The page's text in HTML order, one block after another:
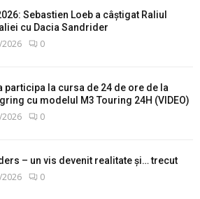
Sebastien Loeb a câștigat Raliul
cu Dacia Sandrider
0
participa la cursa de 24 de ore de la
cu modelul M3 Touring 24H (VIDEO)
0
– un vis devenit realitate și… trecut
0